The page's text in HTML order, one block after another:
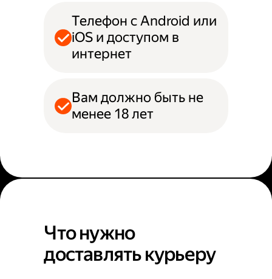
Телефон с Android или
iOS и доступом в
интернет
Вам должно быть не
менее 18 лет
Что нужно
доставлять курьеру